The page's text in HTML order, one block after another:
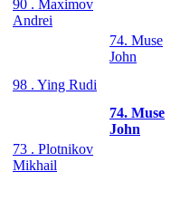
90 . Maximov
Andrei
74. Muse
John
98 . Ying Rudi
74. Muse
John
73 . Plotnikov
Mikhail